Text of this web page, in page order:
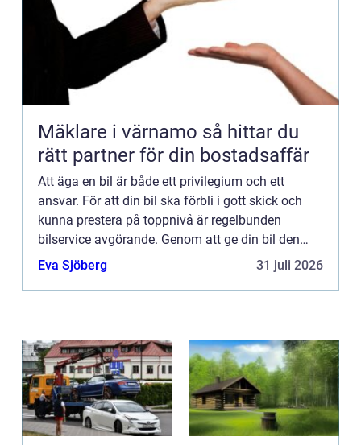
Mäklare i värnamo så hittar du
rätt partner för din bostadsaffär
Att äga en bil är både ett privilegium och ett
ansvar. För att din bil ska förbli i gott skick och
kunna prestera på toppnivå är regelbunden
bilservice avgörande. Genom att ge din bil den
uppmärksamhet den förtjänar kan du förlänga
Eva Sjöberg 31 juli 2026